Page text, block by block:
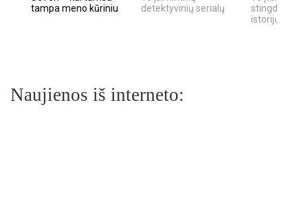
tampa meno kūriniu
detektyvinių serialų
stingdančių
istorijų
Naujienos iš interneto: